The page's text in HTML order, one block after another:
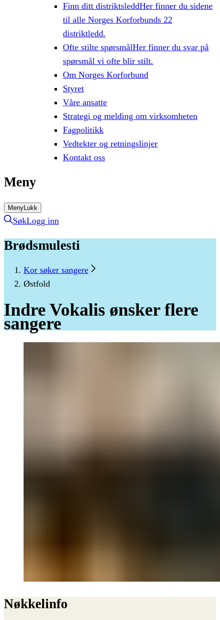
Finn ditt distriktsleddHer finner du sidene
til alle Norges Korforbunds 22
distriktledd.
Ofte stilte spørsmålHer finner du svar på
spørsmål vi ofte blir stilt.
Om Norges Korforbund
Styret
Våre ansatte
Strategi og melding om virksomheten
Fagpolitikk
Vedtekter og retningslinjer
Kontakt oss
Meny
MenyLukk
SøkLogg inn
Brødsmulesti
Kor søker sangere
Østfold
Indre Vokalis ønsker flere
sangere
Nøkkelinfo